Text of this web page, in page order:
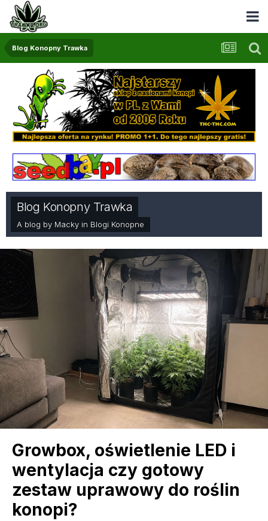
Blog Konopny Trawka
Blog Konopny Trawka
A blog by Macky in Blogi Konopne
Growbox, oświetlenie LED i
wentylacja czy gotowy
zestaw uprawowy do roślin
konopi?